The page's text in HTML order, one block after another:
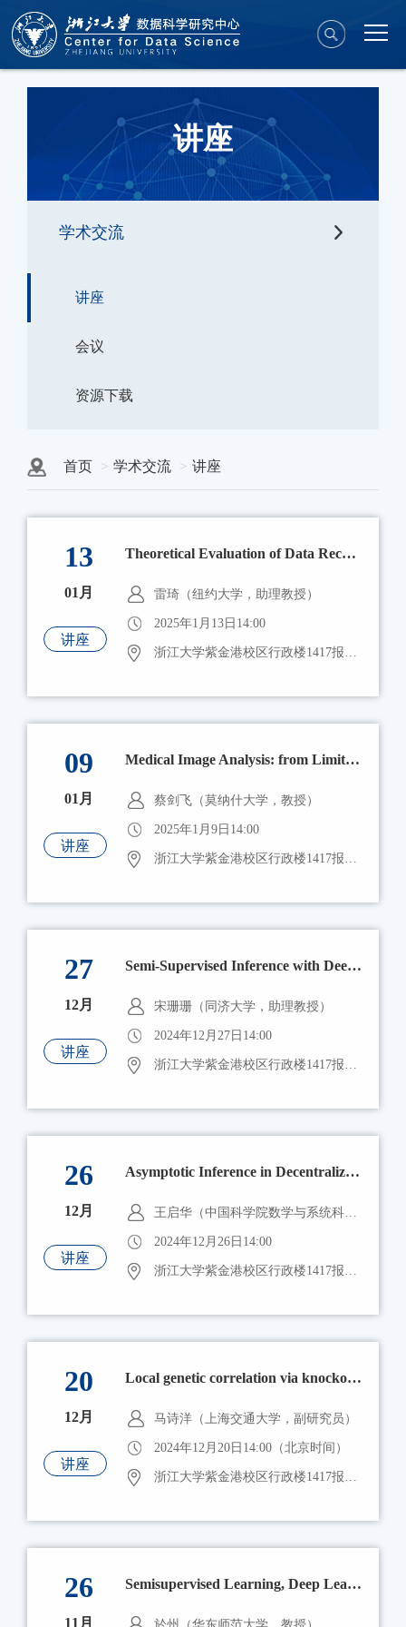
讲座
学术交流
讲座
会议
资源下载
首页 学术交流 讲座
13
01月
讲座
Theoretical Evaluation of Data Reconstruction Error and Induced Optimal Defenses
雷琦（纽约大学，助理教授）
2025年1月13日14:00
浙江大学紫金港校区行政楼1417报告厅
09
01月
讲座
Medical Image Analysis: from Limited and Heterogeneous Labels to Incomplete Modality
蔡剑飞（莫纳什大学，教授）
2025年1月9日14:00
浙江大学紫金港校区行政楼1417报告厅
27
12月
讲座
Semi-Supervised Inference with Deep ReQU Neural Networks for Estimating Equations
宋珊珊（同济大学，助理教授）
2024年12月27日14:00
浙江大学紫金港校区行政楼1417报告厅
26
12月
讲座
Asymptotic Inference in Decentralized Networks: Penalized Empirical Likelihood with ADMM
王启华（中国科学院数学与系统科学研究院，研究员）
2024年12月26日14:00
浙江大学紫金港校区行政楼1417报告厅
20
12月
讲座
Local genetic correlation via knockoffs reduces confounding due to cross-trait assortative mating
马诗洋（上海交通大学，副研究员）
2024年12月20日14:00（北京时间）
浙江大学紫金港校区行政楼1417报告厅
26
11月
Semisupervised Learning, Deep Learning Together with Kernel Learning